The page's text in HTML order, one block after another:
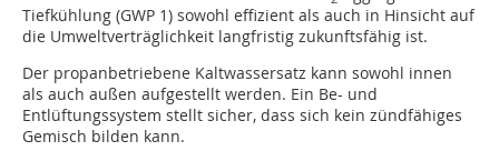
Tiefkühlung (GWP 1) sowohl effizient als auch in Hinsicht auf
die Umweltverträglichkeit langfristig zukunftsfähig ist.
Der propanbetriebene Kaltwassersatz kann sowohl innen
als auch außen aufgestellt werden. Ein Be- und
Entlüftungssystem stellt sicher, dass sich kein zündfähiges
Gemisch bilden kann.